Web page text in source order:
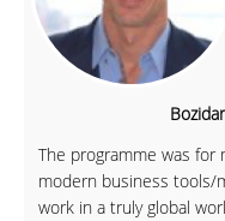
The programme was
modern business tools/
work in a truly global